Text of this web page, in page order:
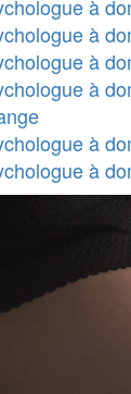
à
à
à
à
à
à